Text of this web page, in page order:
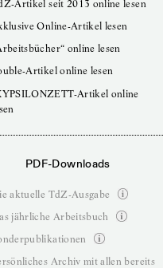
Artikel seit 2013 online lesen
Online-Artikel lesen
online lesen
Artikel online lesen
Artikel online
PDF-Downloads
aktuelle TdZ-Ausgabe
jährliche Arbeitsbuch
Archiv mit allen bereits